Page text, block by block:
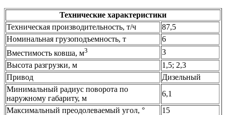
Технические характеристики
Техническая производительность, т/ч
87,5
Номинальная грузоподъемность, т
6
Вместимость ковша, м3
3
Высота разгрузки, м
1,5; 2,3
Привод
Дизельный
Минимальный радиус поворота по
наружному габариту, м
6,1
Максимальный преодолеваемый угол, °
15